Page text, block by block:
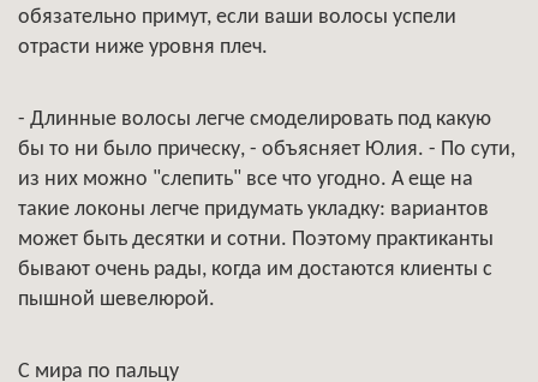
обязательно примут, если ваши волосы успели
отрасти ниже уровня плеч.
- Длинные волосы легче смоделировать под какую
бы то ни было прическу, - объясняет Юлия. - По сути,
из них можно "слепить" все что угодно. А еще на
такие локоны легче придумать укладку: вариантов
может быть десятки и сотни. Поэтому практиканты
бывают очень рады, когда им достаются клиенты с
пышной шевелюрой.
С мира по пальцу